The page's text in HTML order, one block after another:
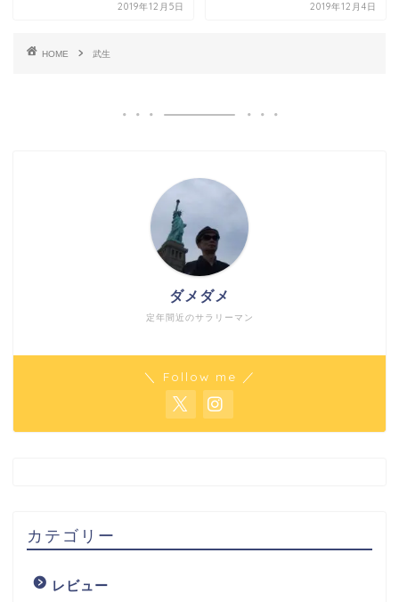
2019年12月5日 2019年12月4日
HOME 武生
定年間近のサラリーマン
ダメダメ
＼ Follow me ／
カテゴリー
レビュー